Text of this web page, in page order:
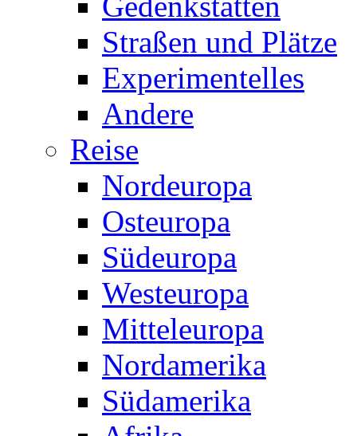
Straßen und Plätze
Experimentelles
Andere
Reise
Nordeuropa
Osteuropa
Südeuropa
Westeuropa
Mitteleuropa
Nordamerika
Südamerika